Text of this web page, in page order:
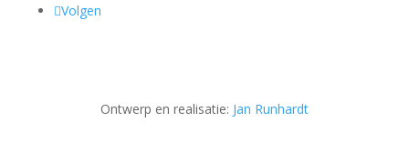
Volgen
Ontwerp en realisatie: Jan Runhardt